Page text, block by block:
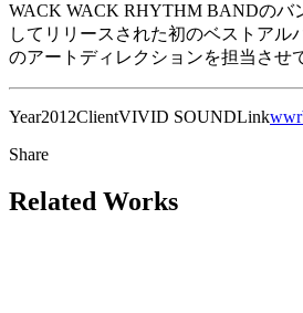
WACK WACK RHYTHM BANDのバ
してリリースされた初のベストアル
のアートディレクションを担当させ
Year2012ClientVIVID SOUNDLink
Share
Related Works